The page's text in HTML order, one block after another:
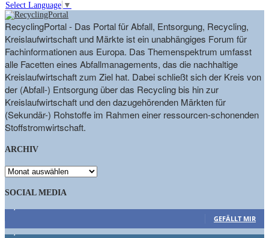
Select Language ▼
RecyclingPortal - Das Portal für Abfall, Entsorgung, Recycling,
Kreislaufwirtschaft und Märkte ist ein unabhängiges Forum für
Fachinformationen aus Europa. Das Themenspektrum umfasst
alle Facetten eines Abfallmanagements, das die nachhaltige
Kreislaufwirtschaft zum Ziel hat. Dabei schließt sich der Kreis von
der (Abfall-) Entsorgung über das Recycling bis hin zur
Kreislaufwirtschaft und den dazugehörenden Märkten für
(Sekundär-) Rohstoffe im Rahmen einer ressourcen-schonenden
Stoffstromwirtschaft.
ARCHIV
ARCHIV
SOCIAL MEDIA
GEFÄLLT MIR
1,662 Follower